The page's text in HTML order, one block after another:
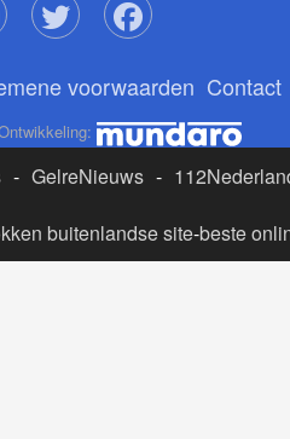
voorwaarden Contact
- GelreNieuws -
buitenlandse site-beste